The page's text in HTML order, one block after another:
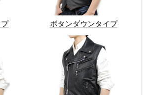
ボタンダウンタイプ